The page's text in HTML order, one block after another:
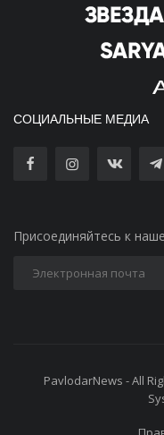
СОЦИАЛЬНЫЕ МЕДИА
Присоединяйтесь к
PavlodarNews - All